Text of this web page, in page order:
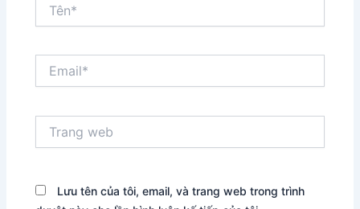
web
Lưu tên của tôi, email, và trang web trong trình